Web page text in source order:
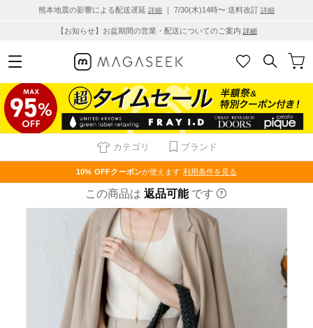
熊本地震の影響による配送遅延 詳細 ｜ 7/30(木)14時〜 送料改訂 詳細
【お知らせ】お盆期間の営業・配送についてのご案内 詳細
カテゴリ ブランド
10% OFFクーポンが使えます 利用条件を見る
この商品は 返品可能 です